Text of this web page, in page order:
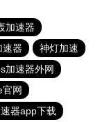
加速器
速器
神灯加速
加速器外网
官网
器app下载